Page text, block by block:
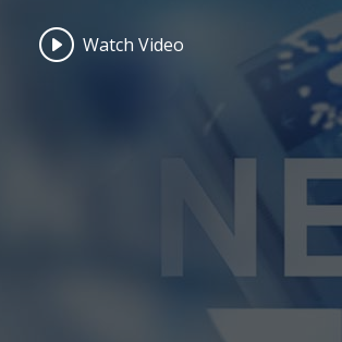
Watch Video